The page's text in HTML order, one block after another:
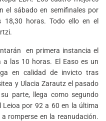
el sábado en semifinales por
horas. Todo ello en el
en primera instancia el
a las 10 horas. El Easo es un
en calidad de invicto tras
y Ulacia Zarautz el pasado
parte, llega como segundo
Leioa por 92 a 60 en la última
romperse en la reanudación.